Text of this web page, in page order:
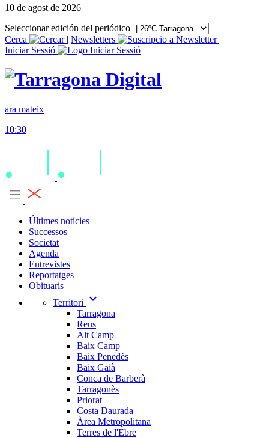
10 de agost de 2026
Seleccionar edición del periódico
Cerca
| Newsletters
|
Iniciar Sessió
ara mateix
10:30
Últimes notícies
Successos
Societat
Agenda
Entrevistes
Reportatges
Obituaris
Territori
expand_more
Tarragona
Reus
Alt Camp
Baix Camp
Baix Penedès
Baix Gaià
Conca de Barberà
Tarragonès
Priorat
Costa Daurada
Àrea Metropolitana
Terres de l'Ebre